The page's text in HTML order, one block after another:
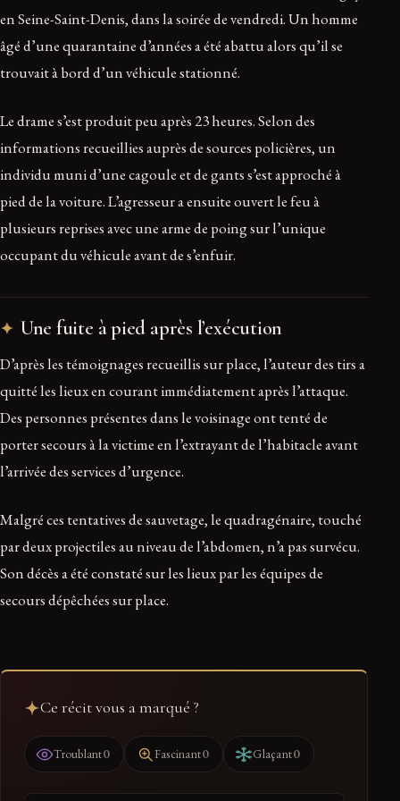
en Seine-Saint-Denis, dans la soirée de vendredi. Un homme
âgé d’une quarantaine d’années a été abattu alors qu’il se
trouvait à bord d’un véhicule stationné.
Le drame s’est produit peu après 23 heures. Selon des
informations recueillies auprès de sources policières, un
individu muni d’une cagoule et de gants s’est approché à
pied de la voiture. L’agresseur a ensuite ouvert le feu à
plusieurs reprises avec une arme de poing sur l’unique
occupant du véhicule avant de s’enfuir.
Une fuite à pied après l’exécution
D’après les témoignages recueillis sur place, l’auteur des tirs a
quitté les lieux en courant immédiatement après l’attaque.
Des personnes présentes dans le voisinage ont tenté de
porter secours à la victime en l’extrayant de l’habitacle avant
l’arrivée des services d’urgence.
Malgré ces tentatives de sauvetage, le quadragénaire, touché
par deux projectiles au niveau de l’abdomen, n’a pas survécu.
Son décès a été constaté sur les lieux par les équipes de
secours dépêchées sur place.
Ce récit vous a marqué ?
Troublant0 Fascinant0 Glaçant0